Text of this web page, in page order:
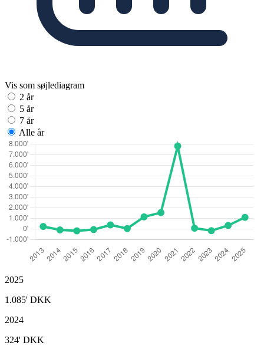
Vis som søjlediagram
2 år
5 år
7 år
Alle år
2025
1.085' DKK
2024
324' DKK